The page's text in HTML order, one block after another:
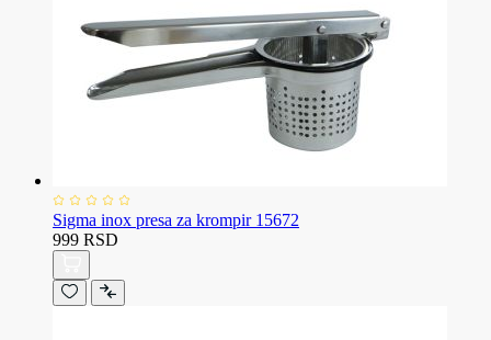
Sigma inox presa za krompir 15672
999 RSD